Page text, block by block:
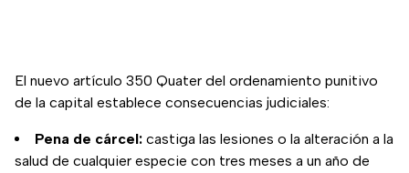
El nuevo artículo 350 Quater del ordenamiento punitivo
de la capital establece consecuencias judiciales:
Pena de cárcel: castiga las lesiones o la alteración a la
salud de cualquier especie con tres meses a un año de